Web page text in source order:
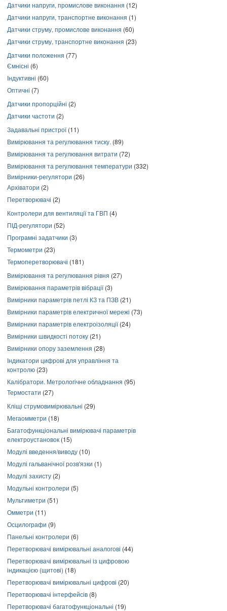
Датчики напруги, промислове виконання (12)
Датчики напруги, транспортне виконання (1)
Датчики струму, промислове виконання (60)
Датчики струму, транспортне виконання (23)
Датчики положення (77)
Ємнісні (6)
Індуктивні (60)
Оптичні (7)
Датчики пропорційні (2)
Датчики частоти (2)
Задавальні пристрої(11)
Вимірювання та регулювання тиску. (89)
Вимірювання та регулювання витрати (72)
Вимірювання та регулювання температури (332)
Вимірники-регулятори (26)
Архіватори (2)
Перетворювачі (2)
Контролери для вентиляції та ГВП (4)
ПІД-регулятори (52)
Програмні задатчики (3)
Термометри (23)
Термоперетворювачі (181)
Вимірювання та регулювання рівня (27)
Вимірювання параметрів вібрації(3)
Вимірники параметрів петлі КЗ та ПЗВ (21)
Вимірники параметрів електричної мережі (73)
Вимірники параметрів електроізоляції(24)
Вимірники швидкості потоку (21)
Вимірники опору заземлення (28)
Індикатори цифрові для управління та
контролю (23)
Калібратори. Метрологічне обладнання (95)
Термостати (27)
Кліщі струмовимірювальні (29)
Мегаомметри (18)
Багатофункціональні вимірювачі параметрів
електроустановок (15)
Модулі введення/виводу (10)
Модулі гальванічної розв'язки (1)
Модулі захисту (2)
Модульні контролери (5)
Мультиметри (51)
Омметри (11)
Осцилографи (9)
Панельні контролери (6)
Перетворювачі вимірювальні аналогові (44)
Перетворювачі вимірювальні із цифровою
індикацією (щитові) (18)
Перетворювачі вимірювальні цифрові (20)
Перетворювачі інтерфейсів (8)
Перетворювачі багатофункціональні (19)